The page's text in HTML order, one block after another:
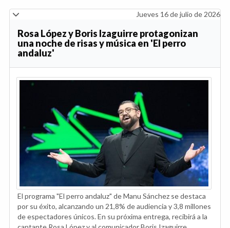
Jueves 16 de julio de 2026
Rosa López y Boris Izaguirre protagonizan
una noche de risas y música en 'El perro
andaluz'
El programa "El perro andaluz" de Manu Sánchez se destaca
por su éxito, alcanzando un 21,8% de audiencia y 3,8 millones
de espectadores únicos. En su próxima entrega, recibirá a la